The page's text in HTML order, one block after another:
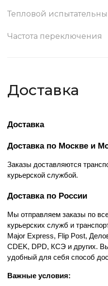
Тепловой
Частота переключения
Доставка
Доставка
Доставка по Москве и
Заказы доставляются
курьерской службой.
Доставка по России
Мы отправляем заказы по
курьерских служб и
Major Express, Flip Post,
CDEK, DPD, КСЭ и других.
удобный для себя способ
Важные условия: